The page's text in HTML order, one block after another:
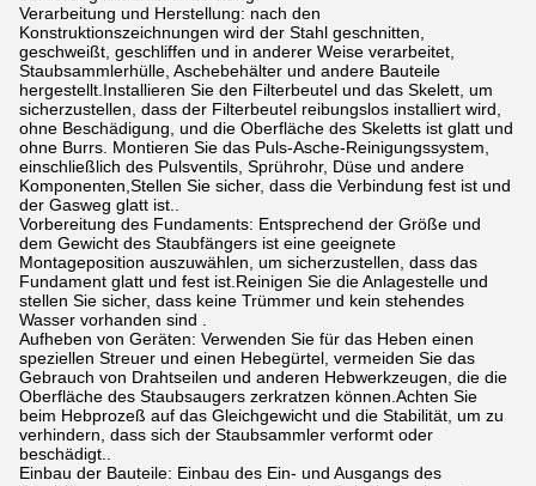
Verarbeitung und Herstellung: nach den
Konstruktionszeichnungen wird der Stahl geschnitten,
geschweißt, geschliffen und in anderer Weise verarbeitet,
Staubsammlerhülle, Aschebehälter und andere Bauteile
hergestellt.Installieren Sie den Filterbeutel und das Skelett, um
sicherzustellen, dass der Filterbeutel reibungslos installiert wird,
ohne Beschädigung, und die Oberfläche des Skeletts ist glatt und
ohne Burrs. Montieren Sie das Puls-Asche-Reinigungssystem,
einschließlich des Pulsventils, Sprührohr, Düse und andere
Komponenten,Stellen Sie sicher, dass die Verbindung fest ist und
der Gasweg glatt ist..
Vorbereitung des Fundaments: Entsprechend der Größe und
dem Gewicht des Staubfängers ist eine geeignete
Montageposition auszuwählen, um sicherzustellen, dass das
Fundament glatt und fest ist.Reinigen Sie die Anlagestelle und
stellen Sie sicher, dass keine Trümmer und kein stehendes
Wasser vorhanden sind .
Aufheben von Geräten: Verwenden Sie für das Heben einen
speziellen Streuer und einen Hebegürtel, vermeiden Sie das
Gebrauch von Drahtseilen und anderen Hebwerkzeugen, die die
Oberfläche des Staubsaugers zerkratzen können.Achten Sie
beim Hebprozeß auf das Gleichgewicht und die Stabilität, um zu
verhindern, dass sich der Staubsammler verformt oder
beschädigt..
Einbau der Bauteile: Einbau des Ein- und Ausgangs des